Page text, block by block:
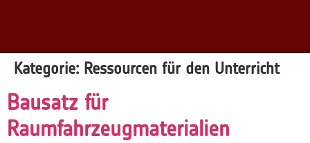
Kategorie: Ressourcen für den Unterricht
Bausatz für
Raumfahrzeugmaterialien